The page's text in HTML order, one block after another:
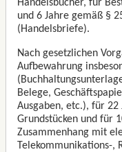
Handelsbücher, für
und 6 Jahre gemäß §
(Handelsbriefe).
Nach gesetzlichen
Aufbewahrung
Belege,
Ausgaben, etc.), für
Grundstücken und für
Zusammenhang mit
Telekommunikations-,